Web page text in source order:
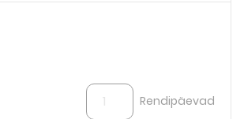
Rendipäevad